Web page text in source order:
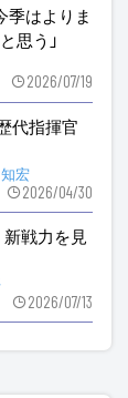
季はよりま
思う」
2026/07/19
代指揮官
宏
2026/04/30
新戦力を見
2026/07/13